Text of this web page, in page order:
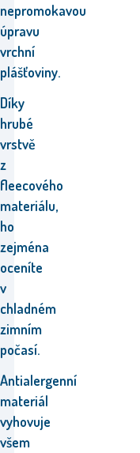
nepromokavou
úpravu
vrchní
plášťoviny.
Díky
hrubé
vrstvě
z
fleecového
materiálu,
ho
zejména
oceníte
v
chladném
zimním
počasí.
Antialergenní
materiál
vyhovuje
všem